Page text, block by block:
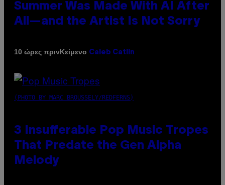
Summer Was Made With AI After
All—and the Artist Is Not Sorry
10 ώρες πρινΚείμενο Caleb Catlin
(PHOTO BY MARC BROUSSELY/REDFERNS)
3 Insufferable Pop Music Tropes
That Predate the Gen Alpha
Melody